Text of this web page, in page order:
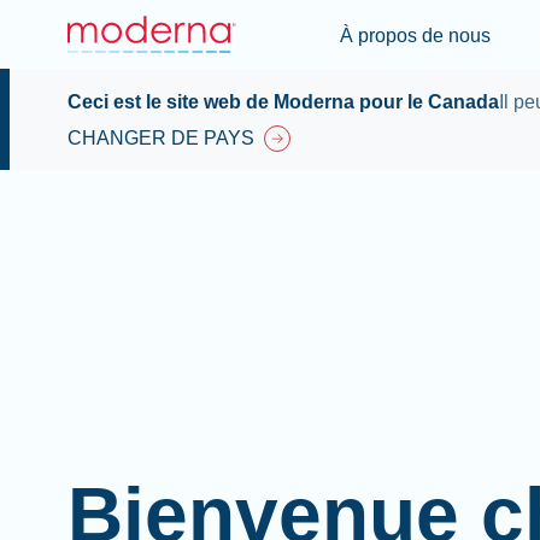
À propos de nous
Ceci est le site web de Moderna pour le Canada Il
CHANGER DE PAYS
Bienvenue